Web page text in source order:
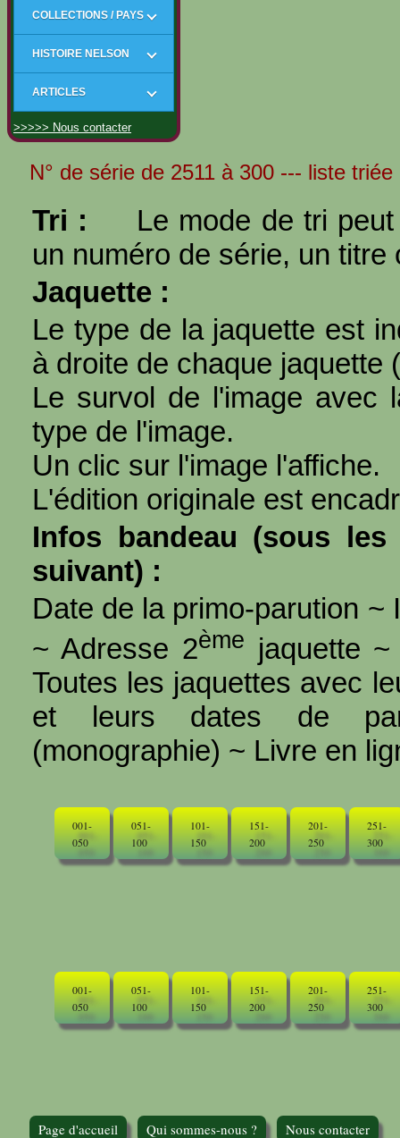
COLLECTIONS / PAYS
HISTOIRE NELSON
ARTICLES
>>>>> Nous contacter
N° de série de 2511 à 300 --- liste
Tri :
Le mode de tri
un numéro de série, un titre
Jaquette :
Le type de la jaquette est
à droite de chaque jaquette (
Le survol de l'image avec
type de l'image.
Un clic sur l'image l'affiche.
L'édition originale est
Infos bandeau (sous
suivant) :
Date de la primo-parution ~
~ Adresse 2ème jaquette
Toutes les jaquettes avec
et leurs dates de
(monographie) ~ Livre en
001-
050
051-
100
101-
150
151-
200
201-
250
251-
300
001-
050
051-
100
101-
150
151-
200
201-
250
251-
300
Page d'accueil Qui sommes-nous ? Nous contacter